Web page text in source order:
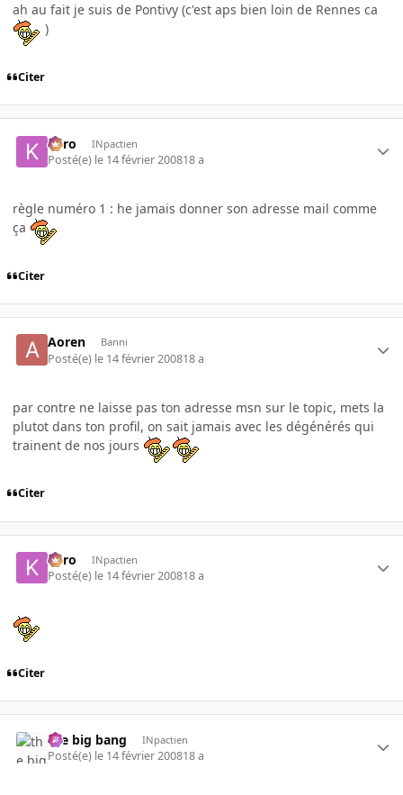
ah au fait je suis de Pontivy (c'est aps bien loin de Rennes ca
)
Citer
kyro INpactien
Posté(e) le 14 février 200818 a
règle numéro 1 : he jamais donner son adresse mail comme
ça
Citer
Aoren Banni
Posté(e) le 14 février 200818 a
par contre ne laisse pas ton adresse msn sur le topic, mets la
plutot dans ton profil, on sait jamais avec les dégénérés qui
trainent de nos jours
Citer
kyro INpactien
Posté(e) le 14 février 200818 a
Citer
the big bang INpactien
Posté(e) le 14 février 200818 a